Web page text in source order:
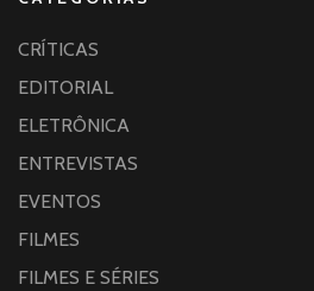
CRÍTICAS
EDITORIAL
ELETRÔNICA
ENTREVISTAS
EVENTOS
FILMES
FILMES E SÉRIES